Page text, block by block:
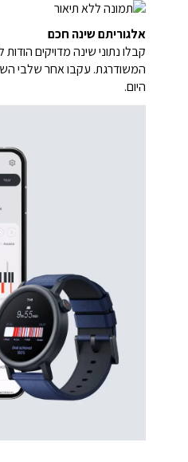
אלגוריתם שינה חכם
קבלו נתוני שינה מדויקים
המשודרגת. עקבו אחר שלבי
היום.